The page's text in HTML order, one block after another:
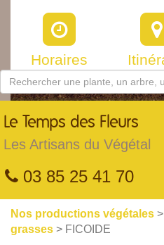
Horaires
Le Temps des Fleurs
Les Artisans du Végétal
03 85 25 41 70
Nos productions végétales >
grasses > FICOIDE